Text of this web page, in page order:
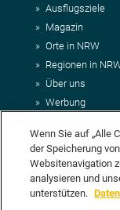
Ausflugsziele
Magazin
Orte in NRW
Regionen in
Über uns
Werbung
Impressum
AGB
Datenschutz
DEIN
Wenn Sie auf „Alle
der Speicherung
Websitenavigation
analysieren und
unterstützen.